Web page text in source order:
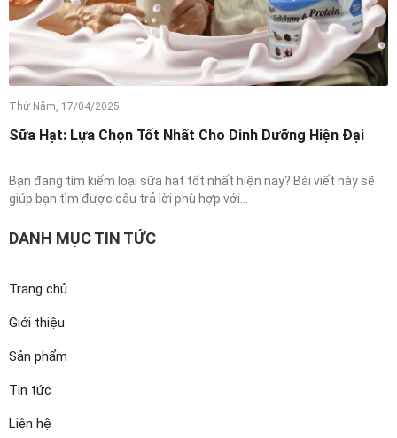
Thứ Năm, 17/04/2025
Sữa Hạt: Lựa Chọn Tốt Nhất Cho Dinh Dưỡng Hiện Đại
Bạn đang tìm kiếm loại sữa hạt tốt nhất hiện nay? Bài viết này sẽ
giúp bạn tìm được câu trả lời phù hợp với...
DANH MỤC TIN TỨC
Trang chủ
Giới thiệu
Sản phẩm
Tin tức
Liên hệ